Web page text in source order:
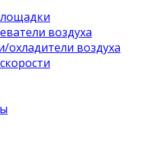
воздуха
охладители воздуха